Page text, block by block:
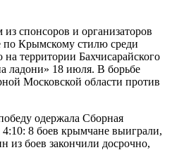
спонсоров и организаторов
по Крымскому стилю среди
территории Бахчисарайского
ладони» 18 июля. В борьбе
Московской области против
одержала Сборная
8 боев крымчане выиграли,
из боев закончили досрочно,